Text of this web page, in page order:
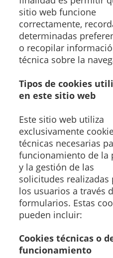
sitio web funcione
correctamente,
determinadas
o recopilar
técnica sobre la
Tipos de cookies
en este sitio web
Este sitio web utiliza
exclusivamente
técnicas necesarias
funcionamiento de la
y la gestión de las
solicitudes realizadas
los usuarios a través
formularios. Estas
pueden incluir:
Cookies técnicas o
funcionamiento